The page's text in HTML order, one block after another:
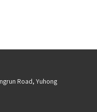
Road, Yuhong